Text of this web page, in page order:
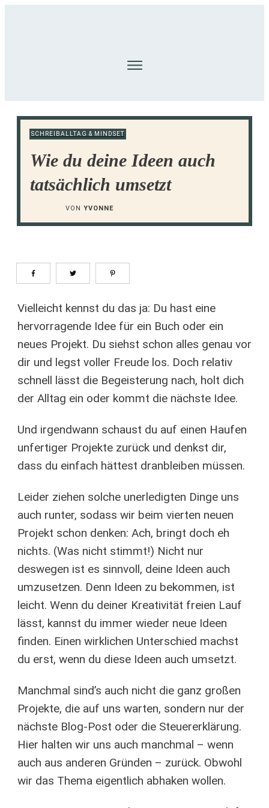
SCHREIBALLTAG & MINDSET
Wie du deine Ideen auch
tatsächlich umsetzt
VON YVONNE
Vielleicht kennst du das ja: Du hast eine
hervorragende Idee für ein Buch oder ein
neues Projekt. Du siehst schon alles genau vor
dir und legst voller Freude los. Doch relativ
schnell lässt die Begeisterung nach, holt dich
der Alltag ein oder kommt die nächste Idee.
Und irgendwann schaust du auf einen Haufen
unfertiger Projekte zurück und denkst dir,
dass du einfach hättest dranbleiben müssen.
Leider ziehen solche unerledigten Dinge uns
auch runter, sodass wir beim vierten neuen
Projekt schon denken: Ach, bringt doch eh
nichts. (Was nicht stimmt!) Nicht nur
deswegen ist es sinnvoll, deine Ideen auch
umzusetzen. Denn Ideen zu bekommen, ist
leicht. Wenn du deiner Kreativität freien Lauf
lässt, kannst du immer wieder neue Ideen
finden. Einen wirklichen Unterschied machst
du erst, wenn du diese Ideen auch umsetzt.
Manchmal sind’s auch nicht die ganz großen
Projekte, die auf uns warten, sondern nur der
nächste Blog-Post oder die Steuererklärung.
Hier halten wir uns auch manchmal – wenn
auch aus anderen Gründen – zurück. Obwohl
wir das Thema eigentlich abhaken wollen.